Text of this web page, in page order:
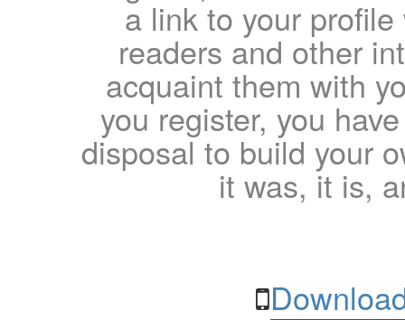
a link to your
readers and other
acquaint them with
you register, you
disposal to build your
it was, it is,